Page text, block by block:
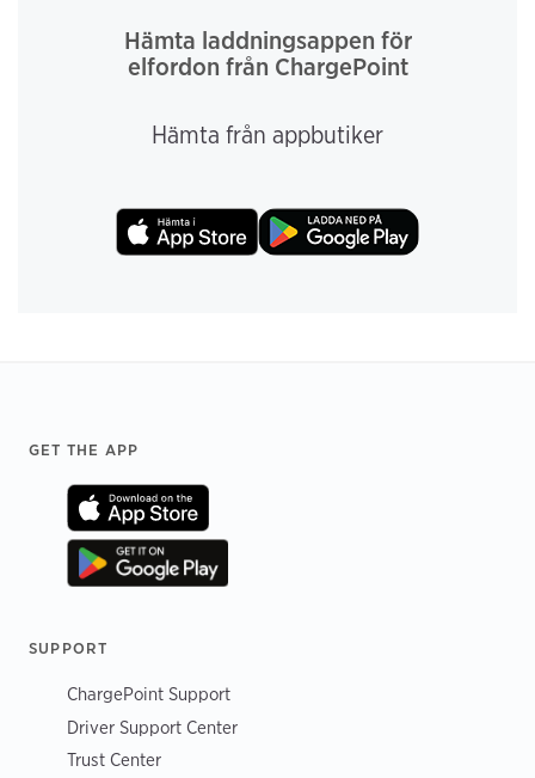
Hämta laddningsappen för
elfordon från ChargePoint
Hämta från appbutiker
Footer
GET THE APP
SUPPORT
ChargePoint Support
Driver Support Center
Trust Center